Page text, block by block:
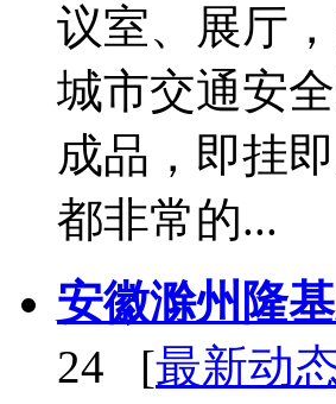
议室、展厅
城市交通安
成品，即挂
都非常的...
安徽滁州隆
24 [最新动